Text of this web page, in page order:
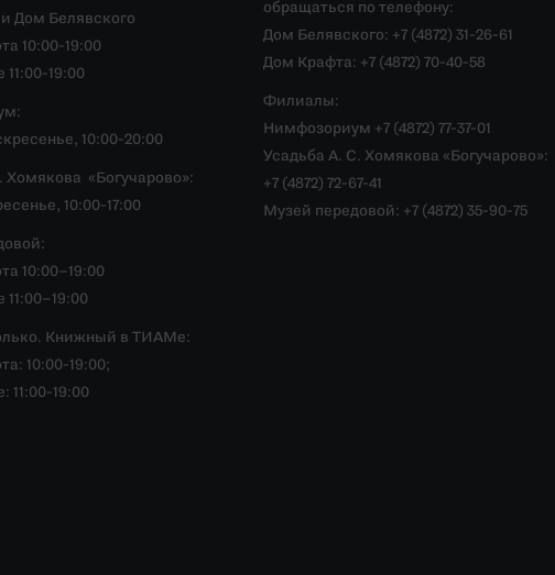
Дом Белявского
10:00-19:00
11:00-19:00
10:00-20:00
Хомякова «Богучарово»:
10:00-17:00
10:00–19:00
11:00–19:00
Книжный в ТИАМе:
10:00-19:00;
11:00-19:00
обращаться по телефону:
Дом Белявского: +7 (4872) 31-26-61
Дом Крафта: +7 (4872) 70-40-58
Филиалы:
Нимфозориум +7 (4872) 77-37-01
Усадьба А. С. Хомякова «Богучарово»:
+7 (4872) 72-67-41
Музей передовой: +7 (4872) 35-90-75